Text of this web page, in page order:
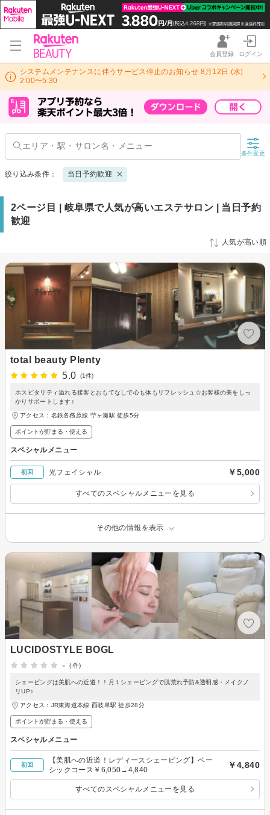
会員登録 ログイン
システムメンテナンスに伴うサービス停止のお知らせ 8月12日 (水)
2:00〜5:30
条件変更
絞り込み条件： 当日予約歓迎
2ページ目 | 岐阜県で人気が高いエステサロン | 当日予約
歓迎
人気が高い順
total beauty Plenty
5.0
(1件)
ホスピタリティ溢れる接客とおもてなしで心も体もリフレッシュ☆お客様の美をしっ
かりサポートします♪
アクセス：名鉄各務原線 苧ヶ瀬駅 徒歩5分
ポイントが貯まる・使える
スペシャルメニュー
初回 光フェイシャル ￥5,000
すべてのスペシャルメニューを見る
その他の情報を表示
LUCIDOSTYLE BOGL
-
(-件)
シェービングは美肌への近道！！月１シェービングで肌荒れ予防&透明感・メイクノ
リUP♪
アクセス：JR東海道本線 西岐阜駅 徒歩28分
ポイントが貯まる・使える
スペシャルメニュー
初回
【美肌への近道！レディースシェービング】ベー
シックコース￥6,050→4,840
￥4,840
すべてのスペシャルメニューを見る